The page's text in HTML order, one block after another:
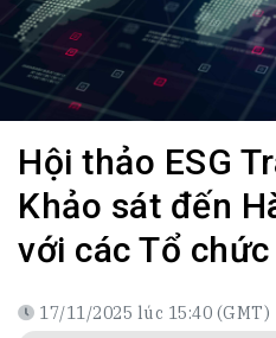
Hội thảo ESG
Khảo sát đến
với các Tổ
17/11/2025 lúc 15:40 (GMT)